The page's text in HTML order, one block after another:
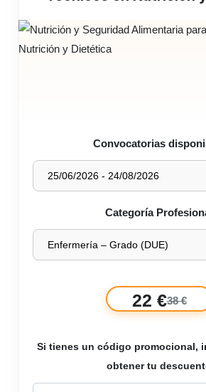
Convocatorias
Categoría
22 €38 €
Si tienes un código promocional,
obtener tu